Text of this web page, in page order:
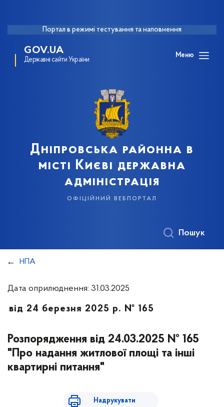
Портал в режимі тестування та наповнення
GOV.UA
Державні сайти України
Меню
Дніпровська районна в
місті Києві державна
адміністрація
офіційний вебпортал
Пошук
НПА
Дата оприлюднення: 31.03.2025
від 24 березня 2025 р. № 165
Розпорядження від 24.03.2025 № 165
"Про надання житлової площі та інші
квартирні питання"
Надрукувати